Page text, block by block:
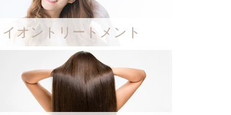
イオントリートメント